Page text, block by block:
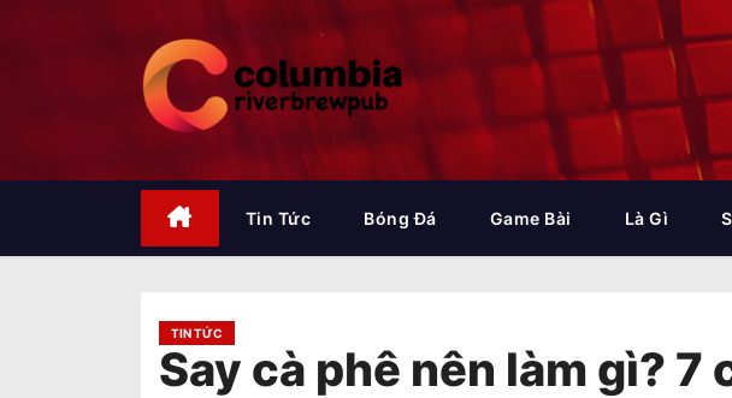
c
Tin Tức Bóng Đá Game Bài Là Gì
TIN TỨC
Say cà phê nên làm gì?